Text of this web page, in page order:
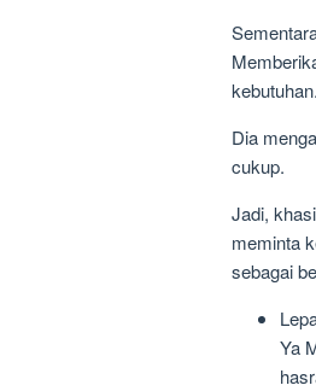
kebutuhan.
Dia
cukup.
Jadi,
meminta
sebagai
Ya